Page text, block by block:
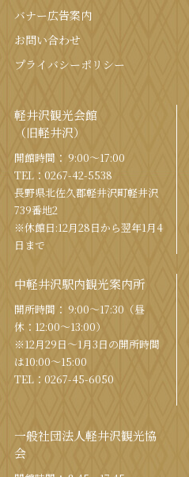
バナー広告案内
お問い合わせ
プライバシーポリシー
軽井沢観光会館
（旧軽井沢）
開館時間： 9:00〜17:00
TEL： 0267-42-5538
⻑野県北佐久郡軽井沢町軽井沢
739番地2
※休館日:12月28日から翌年1月4
日まで
中軽井沢駅内観光案内所
開所時間： 9:00〜17:30（昼
休：12:00〜13:00）
※12月29日〜1月3日の開所時間
は10:00〜15:00
TEL： 0267-45-6050
一般社団法人軽井沢観光協
会